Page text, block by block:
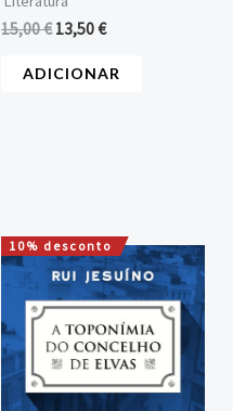
15,00€ 13,50€
ADICIONAR
10% desconto
O
preço
original
22,50 €.
O
preço
atual
20,25 €.